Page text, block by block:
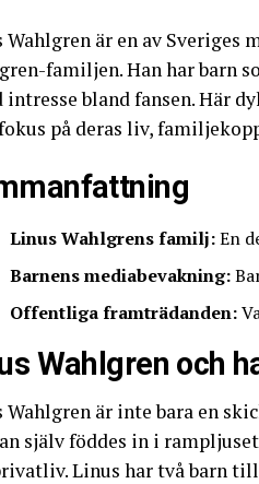
Wahlgren är en av Sveriges
familjen. Han har barn
bland fansen. Här
på deras liv,
Linus Wahlgrens familj:En
Barnens mediabevakning:
Offentliga framträdanden:
Wahlgren och
Wahlgren är inte bara en
själv föddes in i
Linus har två barn